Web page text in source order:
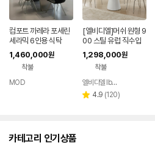
컴포트 까레라 포세린
세라믹 6인용 식탁
1,460,000원
착불
MOD
[엘비디엘]머쉬 원형 9
00 스틸 유럽 직수입
포세린 세라믹 식탁 12
T 테이블
1,298,000원
착불
엘비디엘 lbdl
별 4.9 리
(120)
카테고리 인기상품